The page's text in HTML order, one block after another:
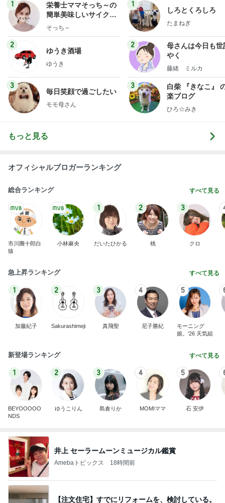
1
栄養士ママそっち～の
簡単美味しいサイクル
献立
そっち～
2
ゆうき酒場
ゆうき
3
毎日笑顔で過ごしたい
モモ母さん
1
しろとくろしろ
たまねぎ
2
母さんは今日も世
やく
藤緒 ミルカ
3
白柴 『きなこ』
楽ブログ
ひろ☆みき
もっと見る
オフィシャルブロガーランキング
総合ランキング すべて見る
市川團十郎白
猿
小林麻央
1
だいたひかる
2
桃
3
クロ
急上昇ランキング すべて見る
1
加藤紀子
2
Sakurashimeji
3
真飛聖
4
尼子勝紀
5
モーニング
娘。'26 天気組
新登場ランキング すべて見る
1
BEYOOOOO
NDS
2
ゆうこりん
3
島倉りか
4
MOMIママ
5
石 安伊
井上 セーラームーンミュージカル鑑賞
Amebaトピックス 18時間前
【注文住宅】すでにリフォームを、検討している。